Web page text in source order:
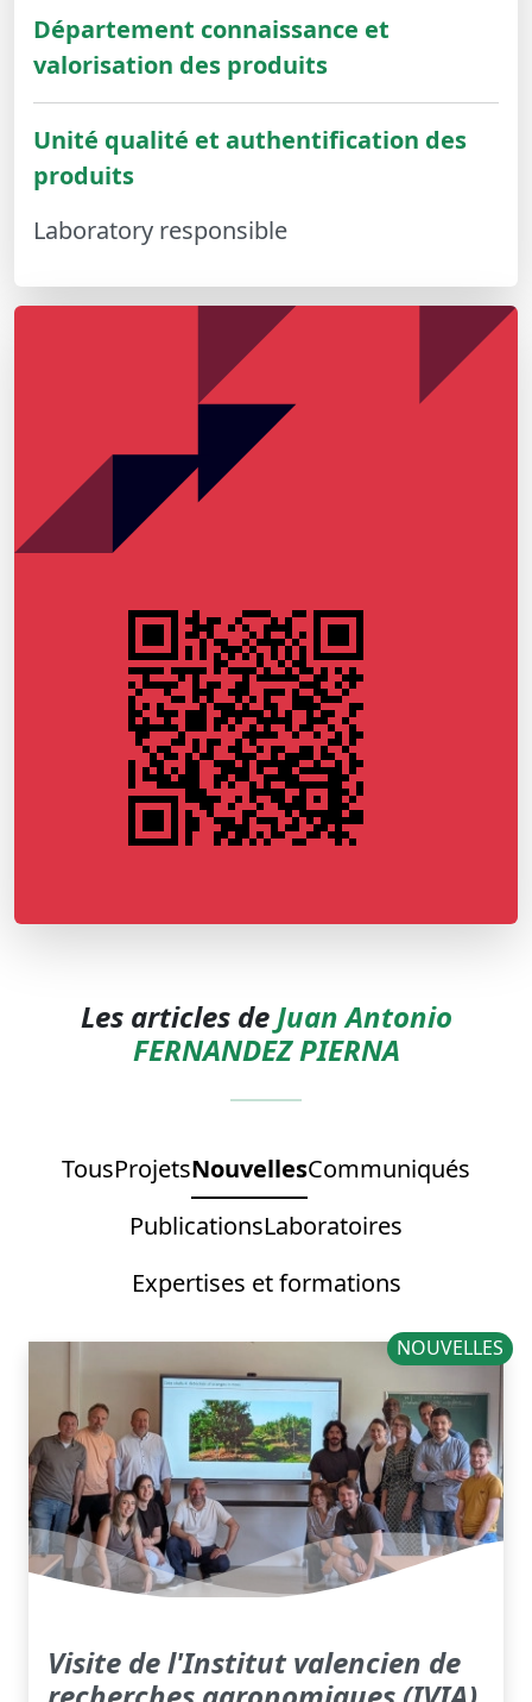
Département connaissance et
valorisation des produits
Unité qualité et authentification des
produits
Laboratory responsible
Les articles de Juan Antonio
FERNANDEZ PIERNA
TousProjetsNouvellesCommuniqués
PublicationsLaboratoires
Expertises et formations
NOUVELLES
Visite de l'Institut valencien de